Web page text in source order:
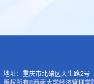
地址：重庆市北碚区天生路2
版权所有©西南大学经济管理